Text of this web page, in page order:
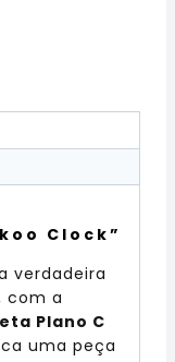
Clock”
verdadeira
com a
Plano C
uma peça